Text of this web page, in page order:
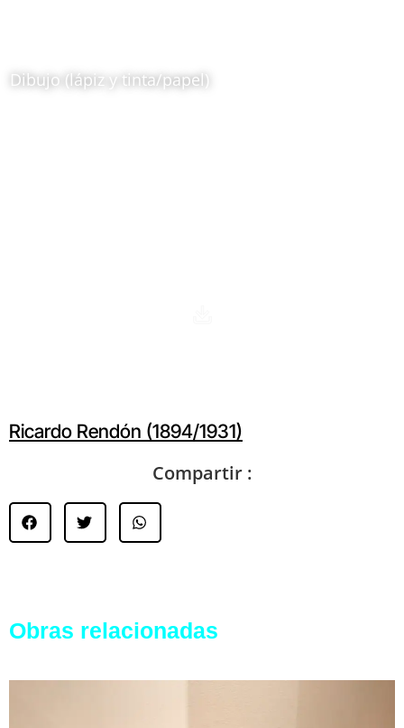
Dibujo (lápiz y tinta/papel)
Ricardo Rendón (1894/1931)
Compartir :
Obras relacionadas